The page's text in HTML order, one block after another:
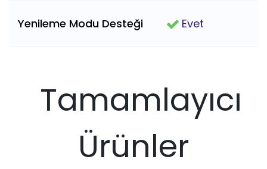
Yenileme Modu Desteği Evet
Tamamlayıcı
Ürünler